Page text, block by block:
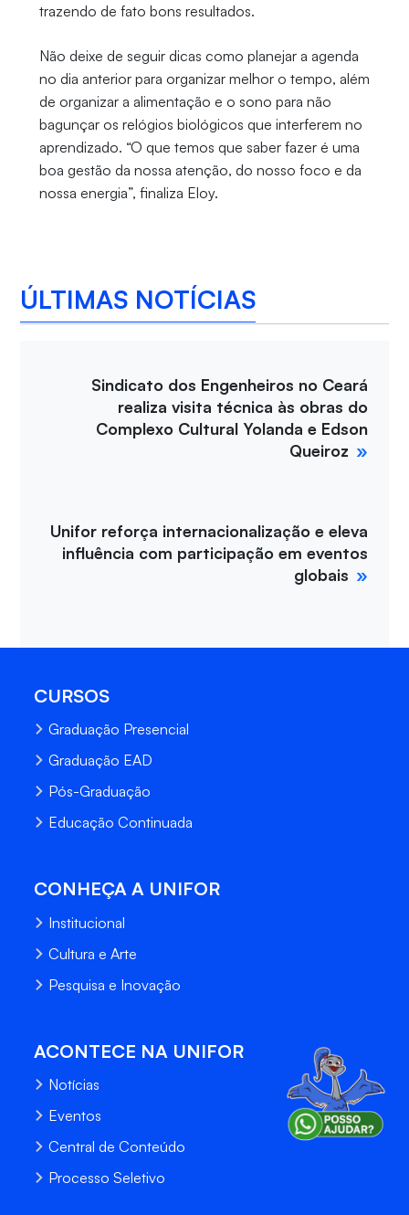
trazendo de fato bons resultados.
Não deixe de seguir dicas como planejar a agenda
no dia anterior para organizar melhor o tempo, além
de organizar a alimentação e o sono para não
bagunçar os relógios biológicos que interferem no
aprendizado. “O que temos que saber fazer é uma
boa gestão da nossa atenção, do nosso foco e da
nossa energia”, finaliza Eloy.
ÚLTIMAS NOTÍCIAS
Sindicato dos Engenheiros no Ceará
realiza visita técnica às obras do
Complexo Cultural Yolanda e Edson
Queiroz
Unifor reforça internacionalização e eleva
influência com participação em eventos
globais
CURSOS
Graduação Presencial
Graduação EAD
Pós-Graduação
Educação Continuada
CONHEÇA A UNIFOR
Institucional
Cultura e Arte
Pesquisa e Inovação
ACONTECE NA UNIFOR
Notícias
Eventos
Central de Conteúdo
Processo Seletivo